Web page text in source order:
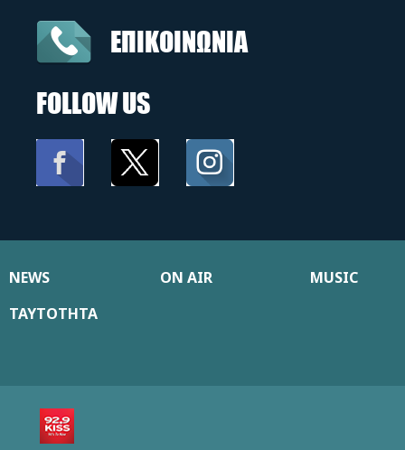
ΕΠΙΚΟΙΝΩΝΙΑ
FOLLOW US
NEWS ON AIR
MUSIC
ΤΑΥΤΟΤΗΤΑ